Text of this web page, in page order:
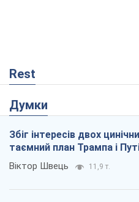
Rest
Думки
Збіг інтересів двох
таємний план Трампа і
Віктор Швець 11,9 т.